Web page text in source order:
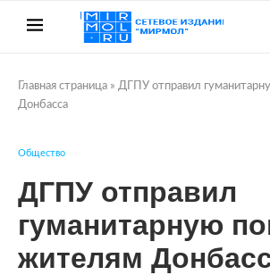
Главная страница » ДГПУ отправил
Донбасса
Общество
ДГПУ отправил
гуманитарную
жителям